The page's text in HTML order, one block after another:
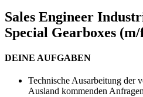
Sales Engineer
Special Gearboxes
DEINE AUFGABEN
Technische Ausarbeitung der
Ausland kommenden Anfragen